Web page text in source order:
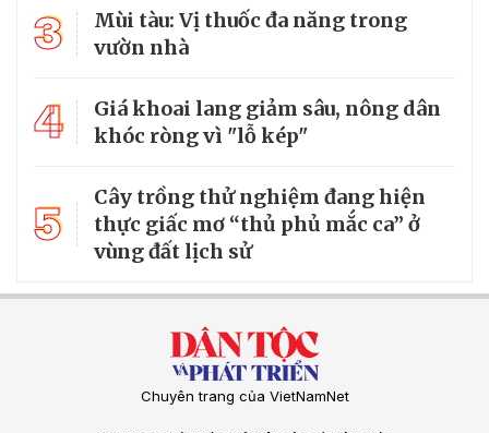
3
Mùi tàu: Vị thuốc đa năng trong
vườn nhà
4
Giá khoai lang giảm sâu, nông dân
khóc ròng vì "lỗ kép"
5
Cây trồng thử nghiệm đang hiện
thực giấc mơ “thủ phủ mắc ca” ở
vùng đất lịch sử
Chuyên trang của VietNamNet